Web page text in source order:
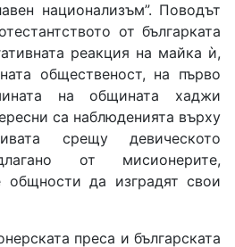
национализъм”. Поводът
от българката
реакция на майка ѝ,
общественост, на първо
на общината хаджи
са наблюденията върху
срещу девическото
от мисионерите,
общности да изградят свои
преса и българската